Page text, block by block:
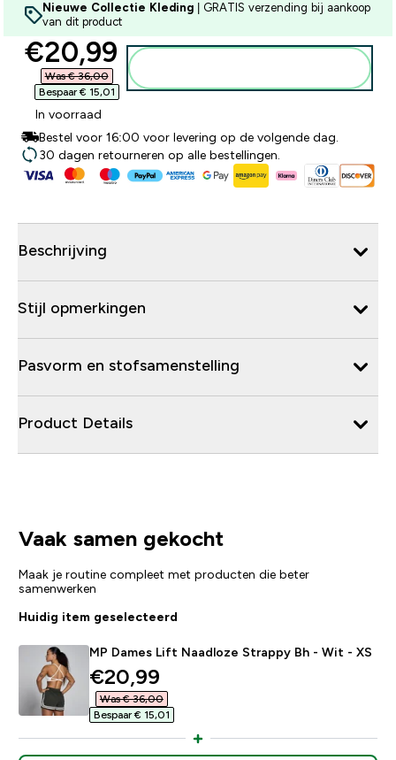
Nieuwe Collectie Kleding | GRATIS verzending bij aankoop
van dit product
discounted price
€20,99‎
Was € 36,00‎
Bespaar € 15,01‎
In voorraad
Bestel voor 16:00 voor levering op de volgende dag.
30 dagen retourneren op alle bestellingen.
Beschrijving
Stijl opmerkingen
Pasvorm en stofsamenstelling
Product Details
Vaak samen gekocht
Maak je routine compleet met producten die beter
samenwerken
Huidig item geselecteerd
MP Dames Lift Naadloze Strappy Bh - Wit - XS
discounted price
€20,99‎
Was € 36,00‎
Bespaar € 15,01‎